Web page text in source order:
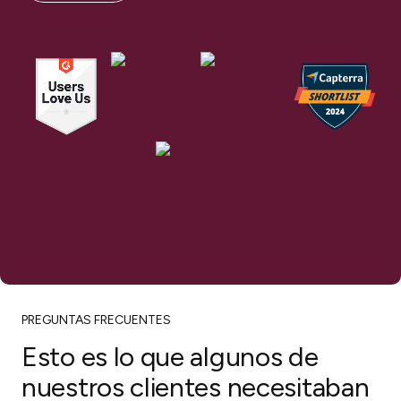
PREGUNTAS FRECUENTES
Esto es lo que algunos de
nuestros clientes necesitaban